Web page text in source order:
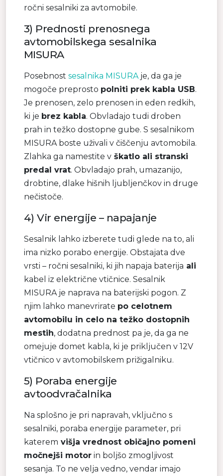
ročni sesalniki za avtomobile.
3) Prednosti prenosnega
avtomobilskega sesalnika
MISURA
Posebnost sesalnika MISURAje, da ga je
mogoče preprosto polniti prek kabla USB.
Je prenosen, zelo prenosen in eden redkih,
ki je brez kabla. Obvladajo tudi droben
prah in težko dostopne gube. S sesalnikom
MISURA boste uživali v čiščenju avtomobila.
Zlahka ga namestite v škatlo ali stranski
predal vrat. Obvladajo prah, umazanijo,
drobtine, dlake hišnih ljubljenčkov in druge
nečistoče.
4) Vir energije – napajanje
Sesalnik lahko izberete tudi glede na to, ali
ima nizko porabo energije. Obstajata dve
vrsti – ročni sesalniki, ki jih napaja baterija ali
kabel iz električne vtičnice. Sesalnik
MISURA je naprava na baterijski pogon. Z
njim lahko manevrirate po celotnem
avtomobilu in celo na težko dostopnih
mestih, dodatna prednost pa je, da ga ne
omejuje domet kabla, ki je priključen v 12V
vtičnico v avtomobilskem prižigalniku.
5) Poraba energije
avtoodvračalnika
Na splošno je pri napravah, vključno s
sesalniki, poraba energije parameter, pri
katerem višja vrednost običajno pomeni
močnejši motor in boljšo zmogljivost
sesanja. To ne velja vedno, vendar imajo